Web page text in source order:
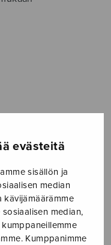
evästeitä
sisällön ja
median
kävijämäärämme
median,
Kumppanimme